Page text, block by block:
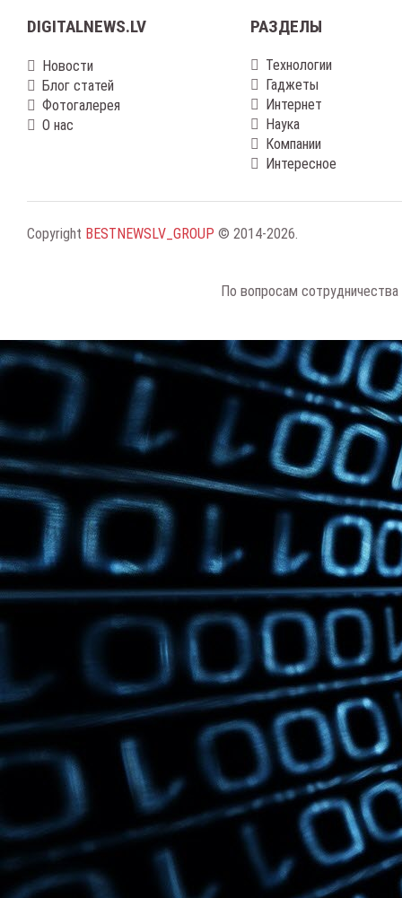
DIGITALNEWS.LV
Новости
Блог статей
Фотогалерея
О нас
РАЗДЕЛЫ
Технологии
Гаджеты
Интернет
Наука
Компании
Интересное
Copyright BESTNEWSLV_GROUP © 2014-2026.
По вопросам